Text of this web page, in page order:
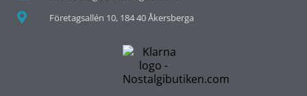
Företagsallén 10, 184 40 Åkersberga